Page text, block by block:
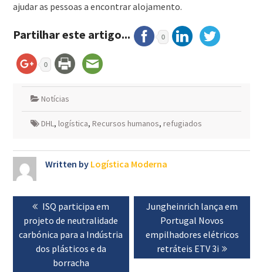
ajudar as pessoas a encontrar alojamento.
Partilhar este artigo... 0
0
Notícias
DHL, logística, Recursos humanos, refugiados
Written by Logística Moderna
Navegação
artigos
Previous
post:
ISQ participa em
projeto de neutralidade
carbónica para a Indústria
dos plásticos e da
borracha
Next
post:
Jungheinrich lança em
Portugal Novos
empilhadores elétricos
retráteis ETV 3i